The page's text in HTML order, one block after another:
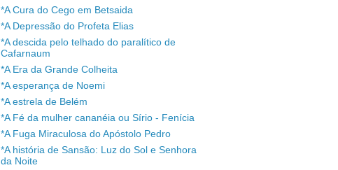
*A Cura do Cego em Betsaida
*A Depressão do Profeta Elias
*A descida pelo telhado do paralítico de
Cafarnaum
*A Era da Grande Colheita
*A esperança de Noemi
*A estrela de Belém
*A Fé da mulher cananéia ou Sírio - Fenícia
*A Fuga Miraculosa do Apóstolo Pedro
*A história de Sansão: Luz do Sol e Senhora
da Noite